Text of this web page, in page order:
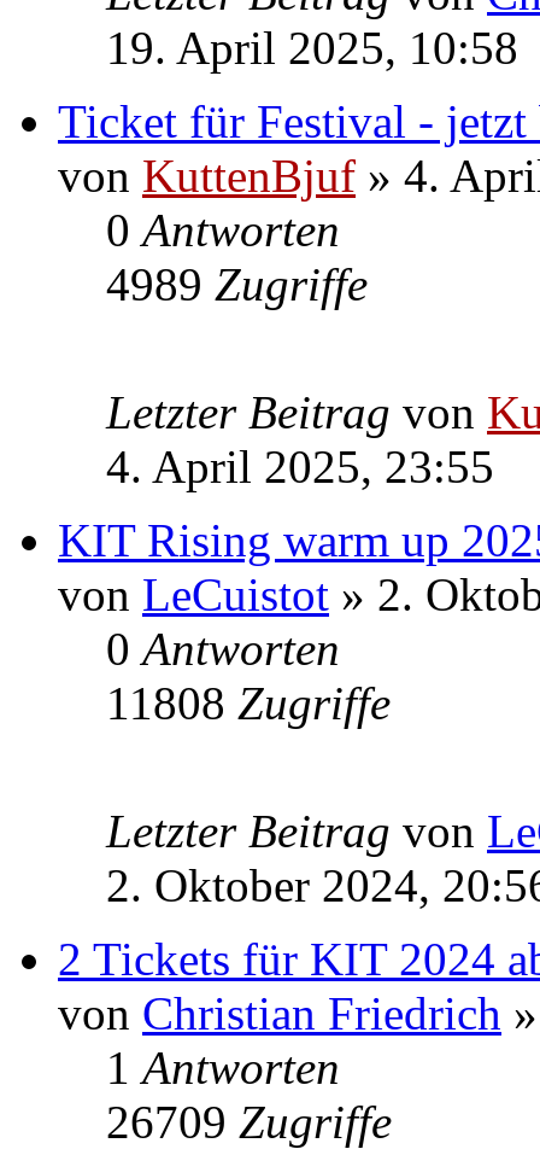
19. April 2025, 10:58
Ticket für Festival - jetzt
von KuttenBjuf » 4.
0Antworten
4989 Zugriffe
Letzter Beitrag von
4. April 2025, 23:55
KIT Rising warm up
von LeCuistot » 2.
0Antworten
11808 Zugriffe
Letzter Beitrag von
2. Oktober 2024,
2 Tickets für KIT 2024
von Christian Friedrich
1Antworten
26709 Zugriffe